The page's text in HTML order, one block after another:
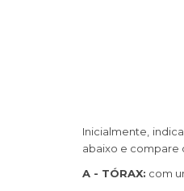
Inicialmente,
abaixo e compare
A - TÓRAX: com